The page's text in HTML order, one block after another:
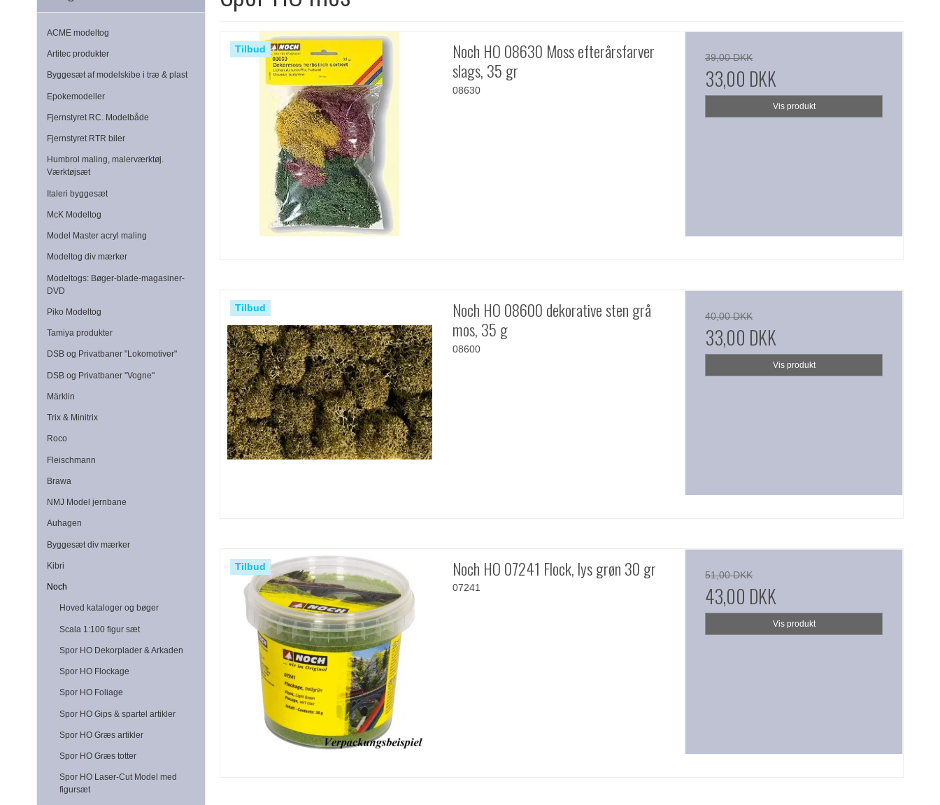
ACME modeltog
Artitec produkter
Byggesæt af modelskibe i træ & plast
Epokemodeller
Fjernstyret RC. Modelbåde
Fjernstyret RTR biler
Humbrol maling, malerværktøj.
Værktøjsæt
Italeri byggesæt
McK Modeltog
Model Master acryl maling
Modeltog div mærker
Modeltogs: Bøger-blade-magasiner-
DVD
Piko Modeltog
Tamiya produkter
DSB og Privatbaner "Lokomotiver"
DSB og Privatbaner "Vogne"
Märklin
Trix & Minitrix
Roco
Fleischmann
Brawa
NMJ Model jernbane
Auhagen
Byggesæt div mærker
Kibri
Noch
Hoved kataloger og bøger
Scala 1:100 figur sæt
Spor HO Dekorplader & Arkaden
Spor HO Flockage
Spor HO Foliage
Spor HO Gips & spartel artikler
Spor HO Græs artikler
Spor HO Græs totter
Spor HO Laser-Cut Model med
figursæt
Tilbud
Noch HO 08630 Moss efterårsfarver
slags, 35 gr
08630
39,00 DKK
33,00 DKK
Vis produkt
Tilbud
Noch HO 08600 dekorative sten grå
mos, 35 g
08600
40,00 DKK
33,00 DKK
Vis produkt
Tilbud Noch HO 07241 Flock, lys grøn 30 gr
07241
51,00 DKK
43,00 DKK
Vis produkt